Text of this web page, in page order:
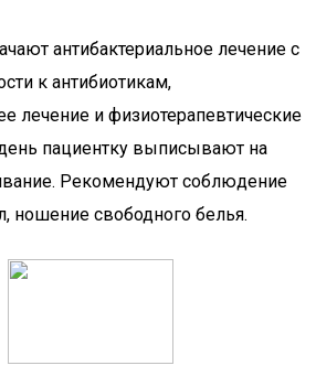
антибактериальное лечение с
к антибиотикам,
лечение и физиотерапевтические
пациентку выписывают на
Рекомендуют соблюдение
ношение свободного белья.